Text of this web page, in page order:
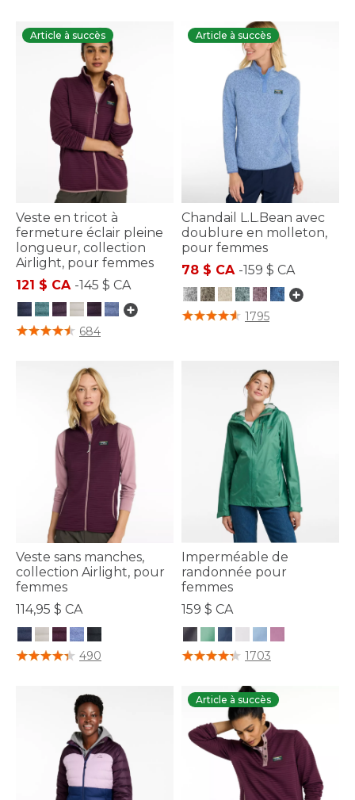
Article à succès
Veste en tricot à
fermeture éclair pleine
longueur, collection
Airlight, pour femmes
121 $ CA -145 $ CA
4,7 sur 5 Évaluation des clients
684
Article à succès
Chandail L.L.Bean avec
doublure en molleton,
pour femmes
78 $ CA -159 $ CA
3,1 sur 5 Évaluation des clients
1795
Veste sans manches,
collection Airlight, pour
femmes
114,95 $ CA
5 sur 5 Évaluation des clients
490
Imperméable de
randonnée pour
femmes
159 $ CA
5 sur 5 Évaluation des clients
1703
Article à succès